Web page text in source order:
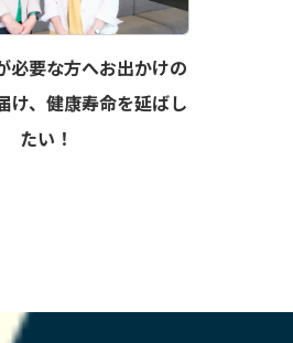
必要な方へお出かけの
け、健康寿命を延ばし
たい！